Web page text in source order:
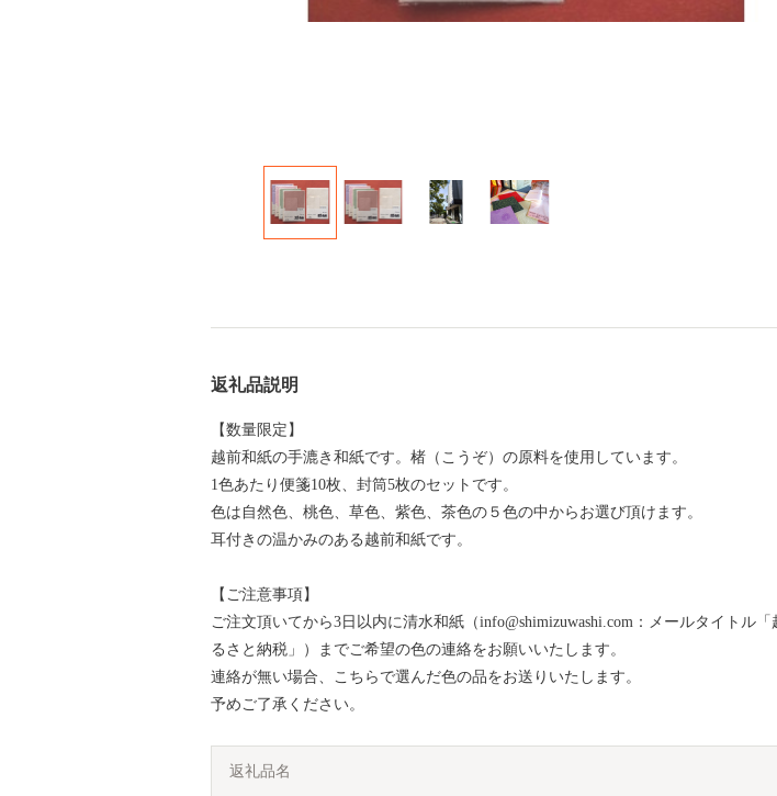
返礼品説明
【数量限定】
越前和紙の手漉き和紙です。楮（こうぞ）の原料を使用しています。
1色あたり便箋10枚、封筒5枚のセットです。
色は自然色、桃色、草色、紫色、茶色の５色の中からお選び頂けます。
耳付きの温かみのある越前和紙です。
【ご注意事項】
ご注文頂いてから3日以内に清水和紙（info@shimizuwashi.com：メールタイトル「
るさと納税」）までご希望の色の連絡をお願いいたします。
連絡が無い場合、こちらで選んだ色の品をお送りいたします。
予めご了承ください。
返礼品名